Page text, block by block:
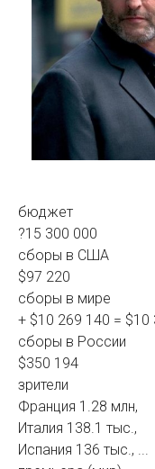
бюджет
?15 300 000
сборы в США
$97 220
сборы в мире
+ $10 269 140 =
сборы в России
$350 194
зрители
Франция 1.28 млн,
Италия 138.1 тыс.,
Испания 136 тыс., ...